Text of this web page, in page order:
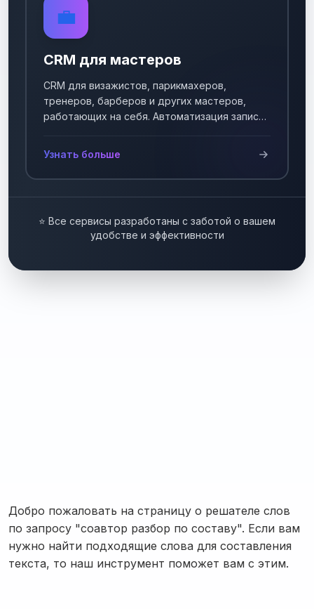
💼
CRM для мастеров
CRM для визажистов, парикмахеров,
тренеров, барберов и других мастеров,
работающих на себя. Автоматизация записи
Узнать больше
⭐ Все сервисы разработаны с заботой о вашем
удобстве и эффективности
Добро пожаловать на страницу о решателе слов
по запросу "соавтор разбор по составу". Если вам
нужно найти подходящие слова для составления
текста, то наш инструмент поможет вам с этим.